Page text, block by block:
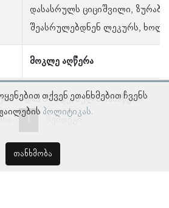
მოკლე აღწერა
დასასრულს ციციშვილი,
შეასრულებდნენ ლეკურს,
1–დან 3–მდე, სულ 3 ჩანაწერი
შემდეგი
თქვენ ეთანხმებით ჩვენს
პოლიტიკას.
თანხმობა